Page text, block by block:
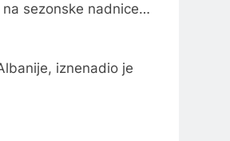
sezonske nadnice…
iznenadio je